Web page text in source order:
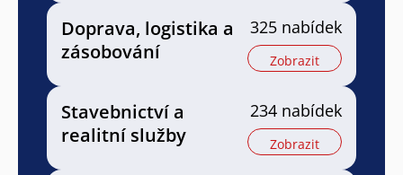
Doprava, logistika a
zásobování
325 nabídek
Zobrazit
Stavebnictví a
realitní služby
234 nabídek
Zobrazit